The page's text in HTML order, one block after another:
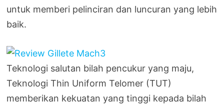
untuk memberi pelinciran dan luncuran yang lebih
baik.
Teknologi salutan bilah pencukur yang maju,
Teknologi Thin Uniform Telomer (TUT)
memberikan kekuatan yang tinggi kepada bilah